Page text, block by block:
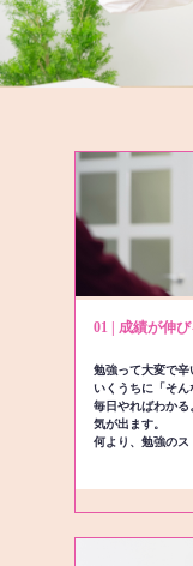
01 | 成績が伸
勉強って大変で
いくうちに「そん
毎日やればわかる
気が出ます。
何より、勉強のス